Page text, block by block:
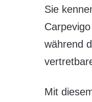
Sie
während
Mit